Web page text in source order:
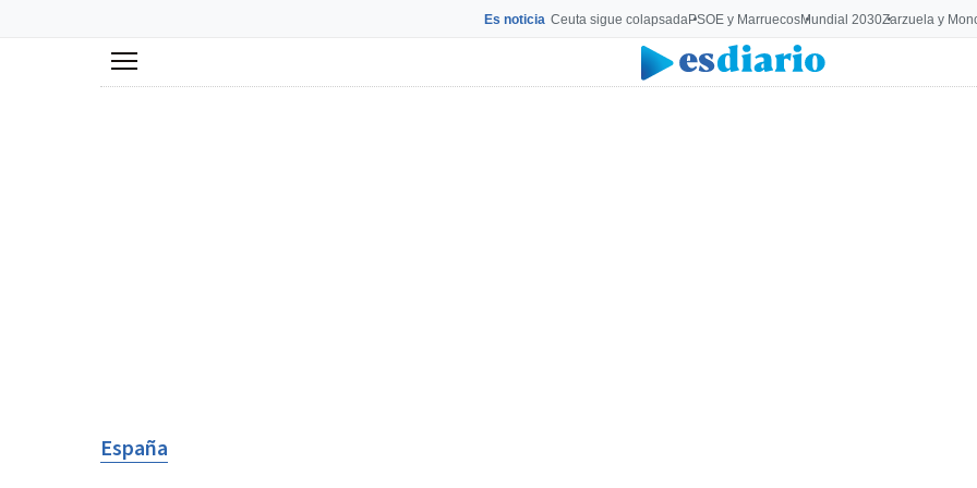
Es noticia Ceuta sigue colapsadaPSOE y MarruecosMundial 2030Zarzuela y
Menú
España